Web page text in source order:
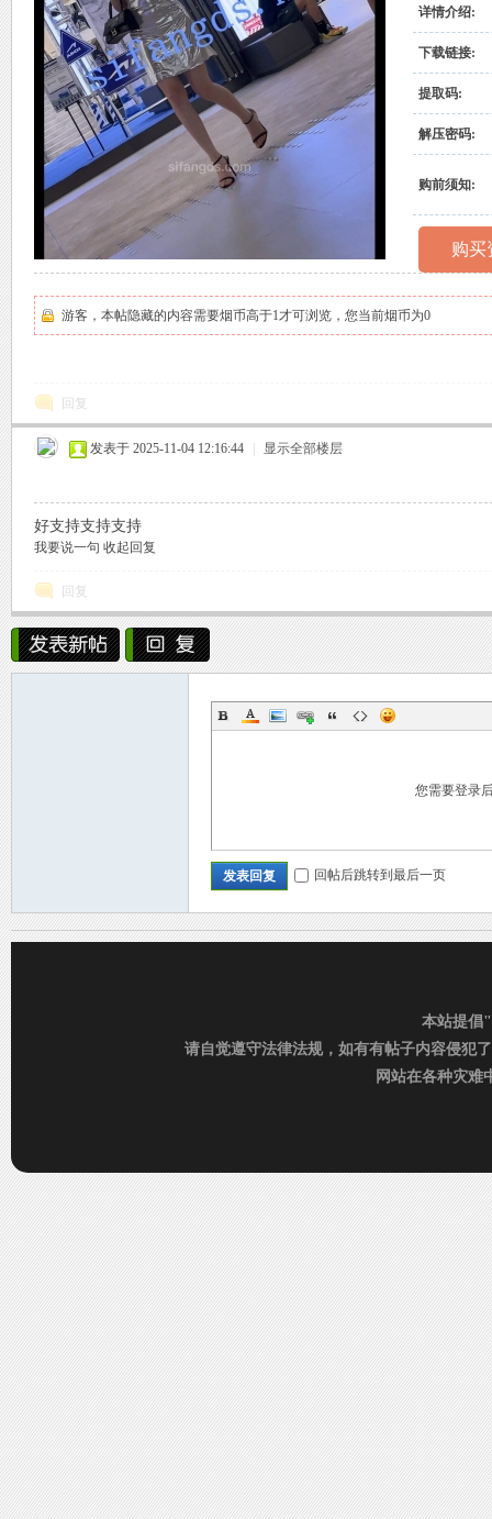
D_
C
D
详情介绍:
下载链接:
提取码:
解压密码:
购前须知:
购买
游客，本帖隐藏的内容需要烟币高于1才可浏览，您当前烟币为0
回复
发表于 2025-11-04 12:16:44 显示全部楼层
好支持支持支持
我要说一句 收起回复
回复
您需要登录
发表回复 回帖后跳转到最后一页
本站提倡
请自觉遵守法律法规，如有有帖子内容侵犯
网站在各种灾难